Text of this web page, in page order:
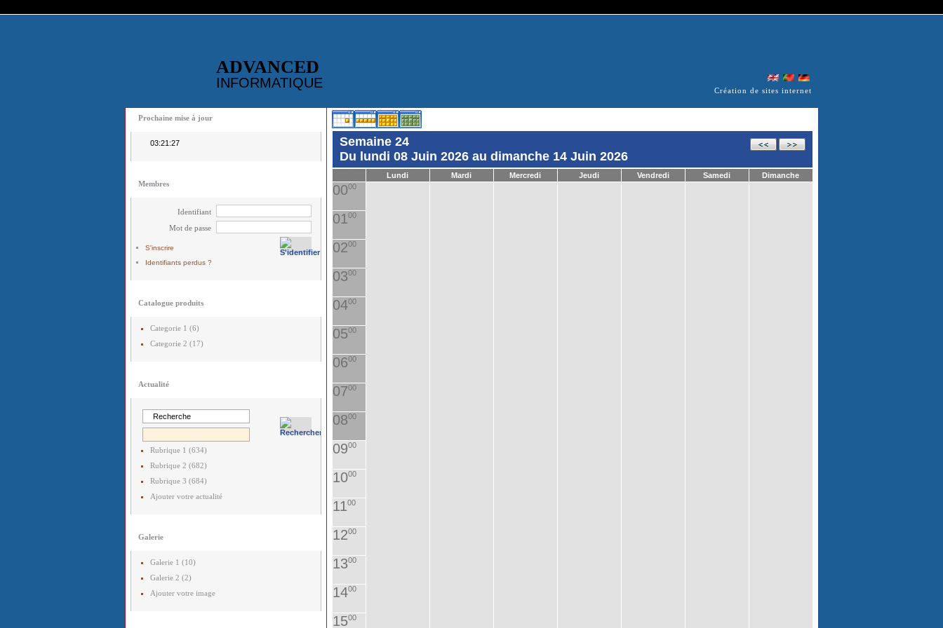
ADVANCED
INFORMATIQUE Création de sites internet
Prochaine mise à jour
03:21:27
Membres
Identifiant
Mot de passe
S'inscrire
Identifiants perdus ?
Catalogue produits
Categorie 1 (6)
Categorie 2 (17)
Actualité
Rubrique 1 (634)
Rubrique 2 (682)
Rubrique 3 (684)
Ajouter votre actualité
Galerie
Galerie 1 (10)
Galerie 2 (2)
Ajouter votre image
Semaine 24
Du lundi 08 Juin 2026 au dimanche 14 Juin 2026
Lundi Mardi Mercredi Jeudi Vendredi Samedi Dimanche
0000
0100
0200
0300
0400
0500
0600
0700
0800
0900
1000
1100
1200
1300
1400
1500